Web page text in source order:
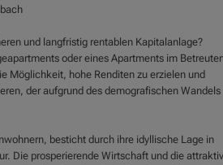
und langfristig rentablen Kapitalanlage?
oder eines Apartments im
Möglichkeit, hohe Renditen zu erzielen und
der aufgrund des demografischen
besticht durch ihre idyllische Lage in
Die prosperierende Wirtschaft und die